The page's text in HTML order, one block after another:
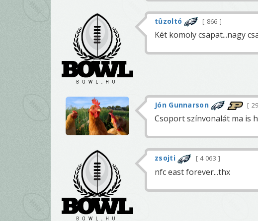
tûzoltó 866
Két komoly csapat...nagy
Jón Gunnarson
Csoport színvonalát ma is
zsojti 4 063
nfc east forever...thx